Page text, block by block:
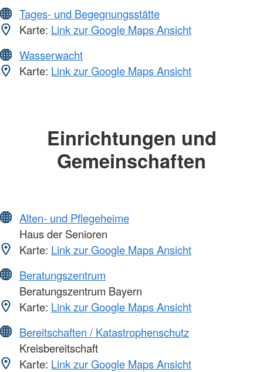
Tages- und Begegnungsstätte
Karte: Link zur Google Maps Ansicht
Wasserwacht
Karte: Link zur Google Maps Ansicht
Einrichtungen und
Gemeinschaften
Alten- und Pflegeheime
Haus der Senioren
Karte: Link zur Google Maps Ansicht
Beratungszentrum
Beratungszentrum Bayern
Karte: Link zur Google Maps Ansicht
Bereitschaften / Katastrophenschutz
Kreisbereitschaft
Karte: Link zur Google Maps Ansicht